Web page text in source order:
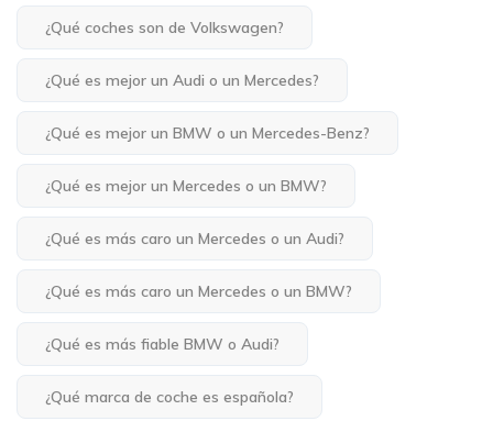
¿Qué coches son de Volkswagen?
¿Qué es mejor un Audi o un Mercedes?
¿Qué es mejor un BMW o un Mercedes-Benz?
¿Qué es mejor un Mercedes o un BMW?
¿Qué es más caro un Mercedes o un Audi?
¿Qué es más caro un Mercedes o un BMW?
¿Qué es más fiable BMW o Audi?
¿Qué marca de coche es española?